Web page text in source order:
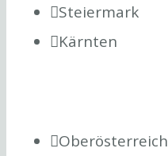
Steiermark
Kärnten
Oberösterreich